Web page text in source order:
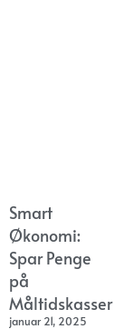
Smart
Økonomi:
Spar Penge
på
Måltidskasser
januar 21, 2025